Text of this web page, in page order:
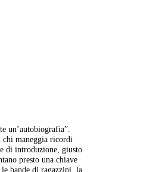
un’autobiografia”.
chi maneggia ricordi
di introduzione, giusto
presto una chiave
bande di ragazzini, la